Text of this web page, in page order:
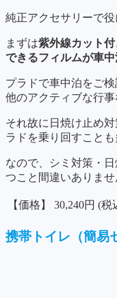
純正アクセサリーで役
まずは紫外線カット
できるフィルムが車
プラドで車中泊をご
他のアクティブな行事
それ故に日焼け止め
ラドを乗り回すことも
なので、シミ対策・
つこと間違いありませ
【価格】 30,240円 (税
携帯トイレ（簡易